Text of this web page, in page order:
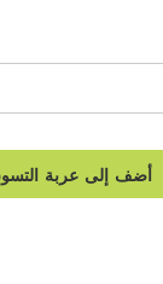
أضف إلى عربة